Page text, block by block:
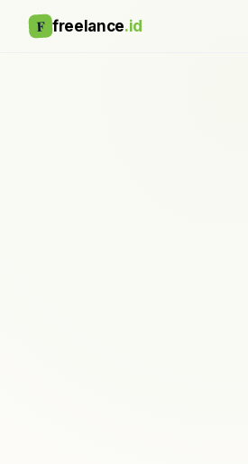
F freelance.id